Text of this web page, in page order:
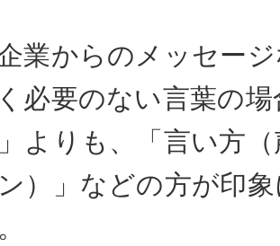
業からのメッセー
必要のない言葉の
よりも、「言い方
）」などの方が印